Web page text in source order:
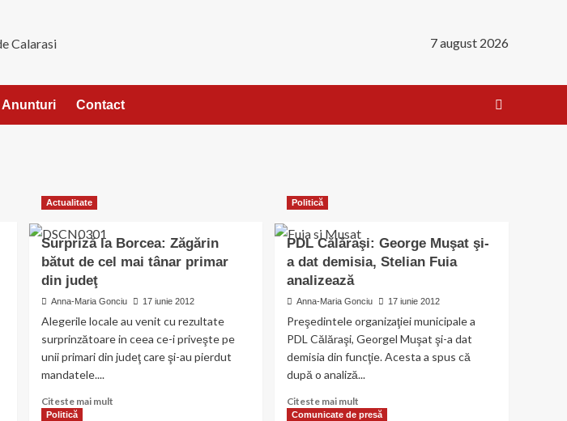
7 august 2026
Anunturi Contact
Actualitate
Surpriză la Borcea: Zăgărin
bătut de cel mai tânar primar
din judeţ
Anna-Maria Gonciu 17 iunie 2012
Alegerile locale au venit cu rezultate
surprinzătoare in ceea ce-i priveşte pe
unii primari din judeţ care şi-au pierdut
mandatele....
Citeste mai multRead
Politică
PDL Călăraşi: George Muşat şi-
a dat demisia, Stelian Fuia
analizează
Anna-Maria Gonciu 17 iunie 2012
Preşedintele organizaţiei municipale a
PDL Călăraşi, Georgel Muşat şi-a dat
demisia din funcţie. Acesta a spus că
după o analiză...
Citeste mai mult
more
Politică Comunicate de presă